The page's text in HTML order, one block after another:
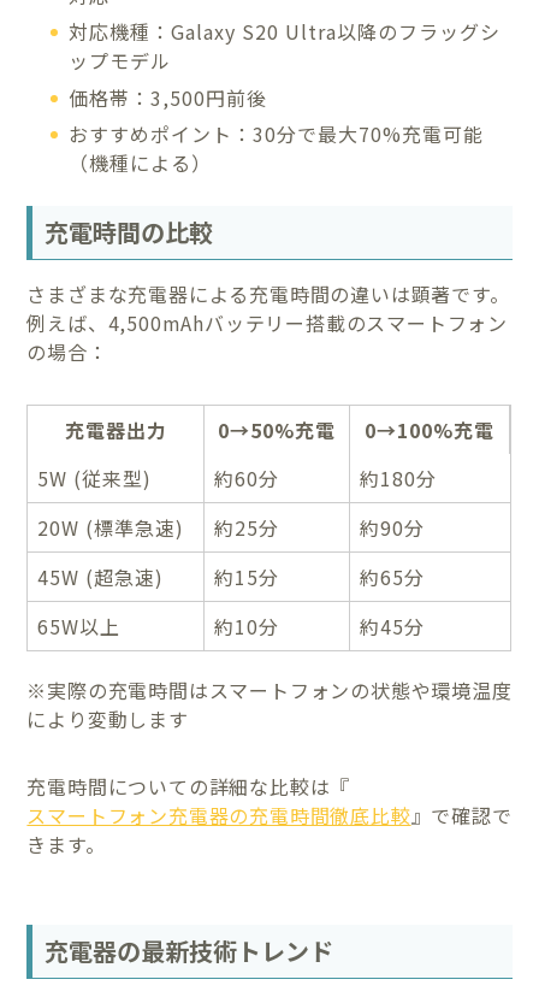
対応機種：Galaxy S20 Ultra以降のフラッグシ
ップモデル
価格帯：3,500円前後
おすすめポイント：30分で最大70%充電可能
（機種による）
充電時間の比較
さまざまな充電器による充電時間の違いは顕著です。
例えば、4,500mAhバッテリー搭載のスマートフォン
の場合：
充電器出力 0→50%充電
0→100%充電
5W (従来型)
約60分
約180分
20W (標準急速)
約25分
約90分
45W (超急速)
約15分
約65分
65W以上
約10分 約45分
※実際の充電時間はスマートフォンの状態や環境温度
により変動します
充電時間についての詳細な比較は『
スマートフォン充電器の充電時間徹底比較』で確認で
きます。
充電器の最新技術トレンド